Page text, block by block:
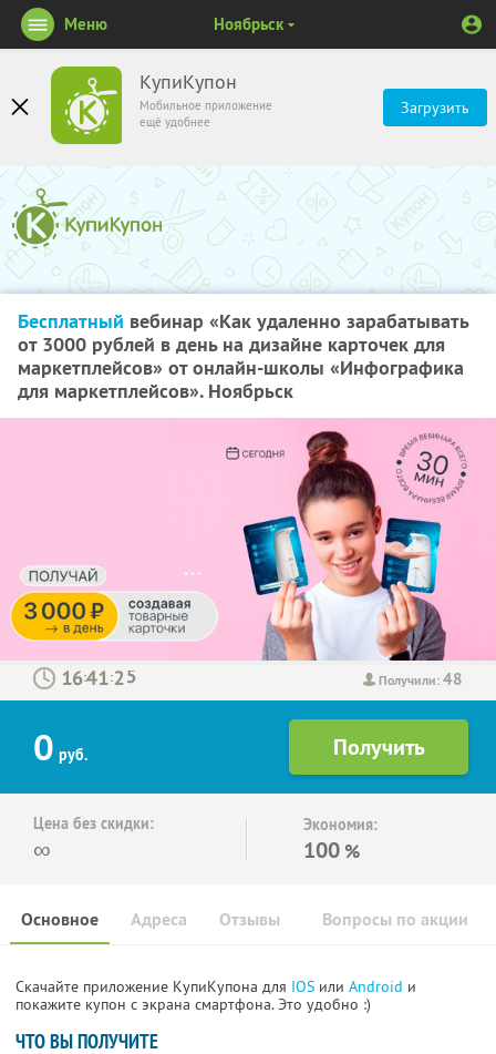
КупиКупон
Мобильное приложение
ещё удобнее
Загрузить
Меню Ноябрьск
Бесплатный вебинар «Как удаленно зарабатывать
от 3000 рублей в день на дизайне карточек для
маркетплейсов» от онлайн-школы «Инфографика
для маркетплейсов». Ноябрьск
Получили:48
: :
0 руб.
Цена без скидки:
∞
Экономия:
100 %
Основное Отзывы Вопросы по акции
Адреса
Скачайте приложение КупиКупона для IOS или Android и
покажите купон с экрана смартфона. Это удобно :)
ЧТО ВЫ ПОЛУЧИТЕ